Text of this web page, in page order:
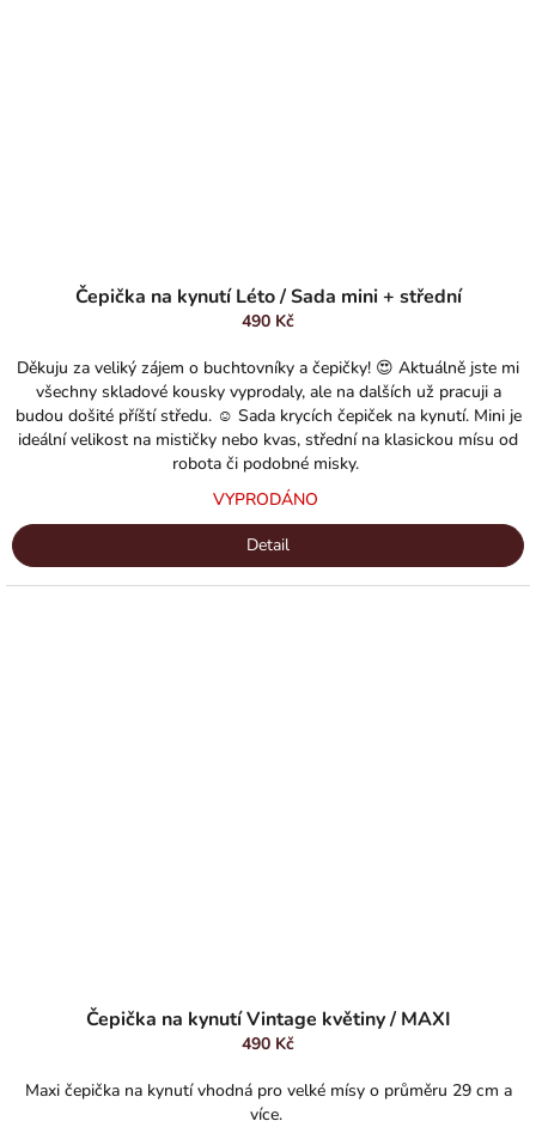
Čepička na kynutí Léto / Sada mini + střední
490 Kč
Děkuju za veliký zájem o buchtovníky a čepičky! 😍 Aktuálně jste mi
všechny skladové kousky vyprodaly, ale na dalších už pracuji a
budou došité příští středu. ☺️ Sada krycích čepiček na kynutí. Mini je
ideální velikost na mističky nebo kvas, střední na klasickou mísu od
robota či podobné misky.
VYPRODÁNO
Detail
Čepička na kynutí Vintage květiny / MAXI
490 Kč
Maxi čepička na kynutí vhodná pro velké mísy o průměru 29 cm a
více.